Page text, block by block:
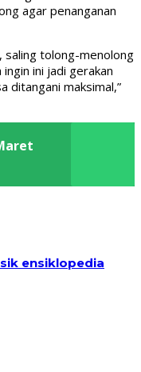
agar penanganan
saling tolong-menolong
ini jadi gerakan
ditangani maksimal,”
ensiklopedia